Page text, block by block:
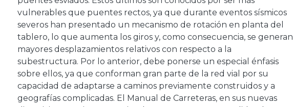
vulnerables que puentes rectos, ya que durante eventos sísmicos
severos han presentado un mecanismo de rotación en planta del
tablero, lo que aumenta los giros y, como consecuencia, se generan
mayores desplazamientos relativos con respecto a la
subestructura. Por lo anterior, debe ponerse un especial énfasis
sobre ellos, ya que conforman gran parte de la red vial por su
capacidad de adaptarse a caminos previamente construidos y a
geografías complicadas. El Manual de Carreteras, en sus nuevas